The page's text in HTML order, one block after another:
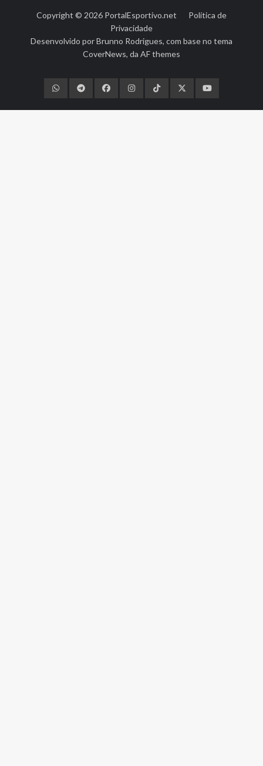
Copyright © 2026 PortalEsportivo.net
Política de
Privacidade
Desenvolvido porBrunno Rodrigues, com base no tema
CoverNews, da AF themes